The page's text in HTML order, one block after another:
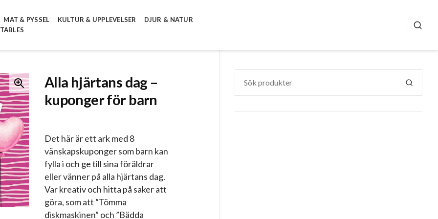
MAT & PYSSEL KULTUR & UPPLEVELSER
DJUR & NATUR
Alla hjärtans dag –
kuponger för barn
Det här är ett ark med 8
vänskapskuponger som barn kan
fylla i och ge till sina föräldrar
eller vänner på alla hjärtans dag.
Var kreativ och hitta på saker att
göra, som att ”Tömma
diskmaskinen” och ”Bädda
efter:
SÖK